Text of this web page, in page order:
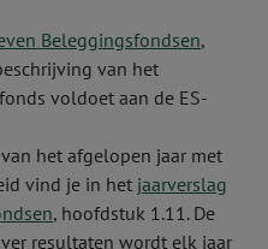
Beleggingsfondsen,
van het
voldoet aan de ES-
het afgelopen jaar met
vind je in het jaarverslag
, hoofdstuk 1.11. De
resultaten wordt elk jaar